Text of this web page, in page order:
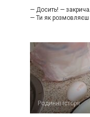
— Досить! —
— Ти як розмовляєш
Родинні історії